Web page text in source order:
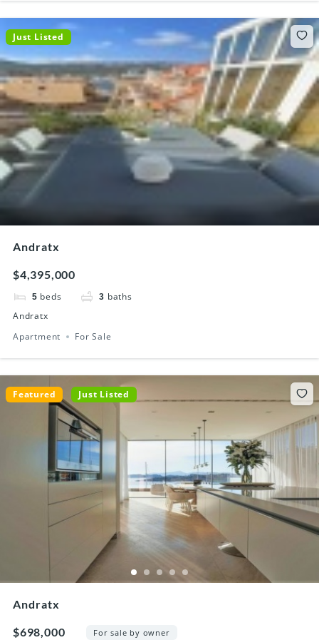
Just Listed
Andratx
$4,395,000
5 beds 3 baths
Andratx
Apartment
For Sale
Featured Just Listed
Andratx
$698,000 For sale by owner